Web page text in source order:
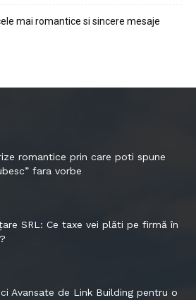
mai romantice si sincere mesaje
romantice prin care poti spune
fara vorbe
SRL: Ce taxe vei plăti pe firmă în
Avansate de Link Building pentru o